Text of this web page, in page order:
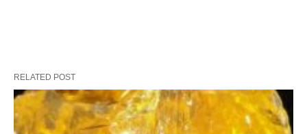
RELATED POST